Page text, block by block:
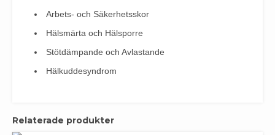
Arbets- och Säkerhetsskor
Hälsmärta och Hälsporre
Stötdämpande och Avlastande
Hälkuddesyndrom
Relaterade produkter